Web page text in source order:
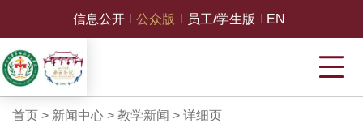
信息公开 公众版 员工/学生版 EN
首页 > 新闻中心> 教学新闻 > 详细页